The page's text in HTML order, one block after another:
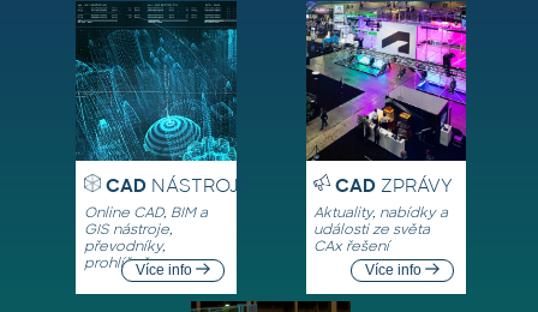
CADNÁSTROJE
Online CAD, BIM a
GIS nástroje,
převodníky,
prohlížečeVíce info
CADZPRÁVY
Aktuality, nabídky a
události ze světa
CAx řešení
Více info